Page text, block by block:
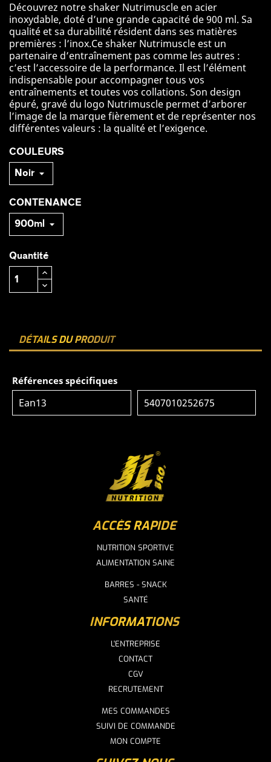
Découvrez notre shaker Nutrimuscle en acier
inoxydable, doté d’une grande capacité de 900 ml. Sa
qualité et sa durabilité résident dans ses matières
premières : l’inox.Ce shaker Nutrimuscle est un
partenaire d’entraînement pas comme les autres :
c’est l’accessoire de la performance. Il est l’élément
indispensable pour accompagner tous vos
entraînements et toutes vos collations. Son design
épuré, gravé du logo Nutrimuscle permet d’arborer
l’image de la marque fièrement et de représenter nos
différentes valeurs : la qualité et l’exigence.
COULEURS
CONTENANCE
Quantité
DÉTAILS DU PRODUIT
Références spécifiques
Ean13 5407010252675
ACCÈS RAPIDE
NUTRITION SPORTIVE
ALIMENTATION SAINE
BARRES - SNACK
SANTÉ
INFORMATIONS
L'ENTREPRISE
CONTACT
CGV
RECRUTEMENT
MES COMMANDES
SUIVI DE COMMANDE
MON COMPTE